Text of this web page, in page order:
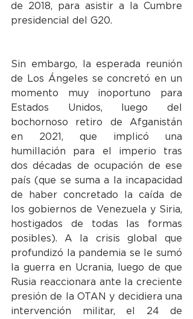
de 2018, para asistir a la Cumbre
presidencial del G20.
Sin embargo, la esperada reunión
de Los Ángeles se concretó en un
momento muy inoportuno para
Estados Unidos, luego del
bochornoso retiro de Afganistán
en 2021, que implicó una
humillación para el imperio tras
dos décadas de ocupación de ese
país (que se suma a la incapacidad
de haber concretado la caída de
los gobiernos de Venezuela y Siria,
hostigados de todas las formas
posibles). A la crisis global que
profundizó la pandemia se le sumó
la guerra en Ucrania, luego de que
Rusia reaccionara ante la creciente
presión de la OTAN y decidiera una
intervención militar, el 24 de